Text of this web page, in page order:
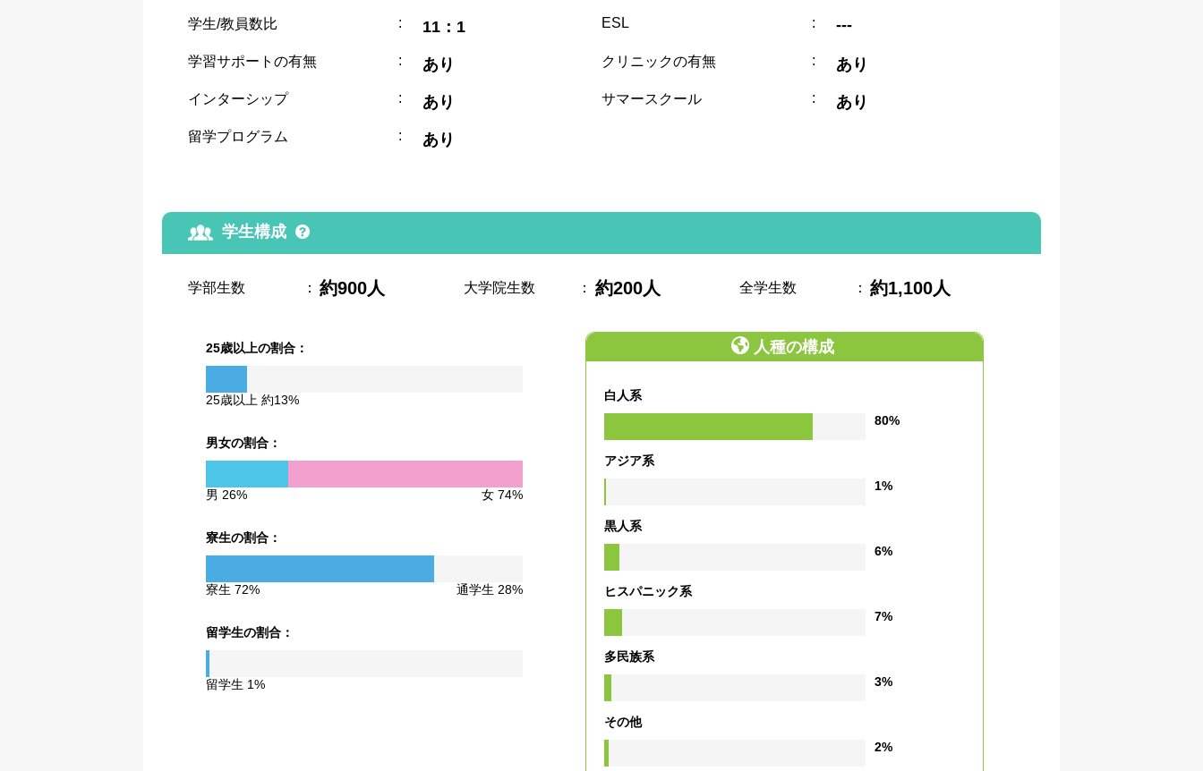
学生/教員数比 : 11：1 ESL : ---
学習サポートの有無 : あり クリニックの有無 : あり
インターシップ : あり サマースクール : あり
留学プログラム : あり
学生構成
学部生数 ： 約900人 大学院生数 ： 約200人 全学生数 ： 約1,100人
25歳以上の割合：
25歳以上 約13%
男女の割合：
男 26% 女 74%
寮生の割合：
寮生 72% 通学生 28%
留学生の割合：
留学生 1%
人種の構成
白人系
80%
アジア系
1%
黒人系
6%
ヒスパニック系
7%
多民族系
3%
その他
2%